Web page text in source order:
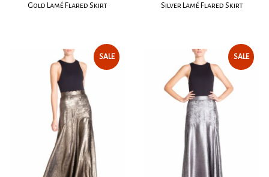
Gold Lamé Flared Skirt Silver Lamé Flared Skirt
SALE SALE